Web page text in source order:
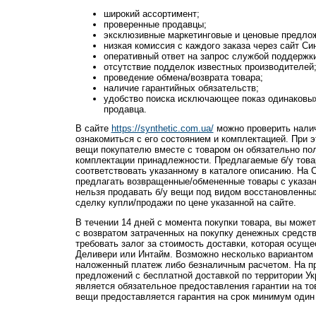
широкий ассортимент;
проверенные продавцы;
эксклюзивные маркетинговые и ценовые
низкая комиссия с каждого заказа через сайт
оперативный ответ на запрос службой
отсутствие подделок известных производителей;
проведение обмена/возврата товара;
наличие гарантийных обязательств;
удобство поиска исключающее показ
продавца.
В сайте https://synthetic.com.ua/можно проверить
ознакомиться с его состоянием и комплектацией. При
вещи покупателю вместе с товаром он обязательно
комплектации принадлежности. Предлагаемые б/у
соответствовать указанному в каталоге описанию. На
предлагать возвращенные/обмененные товары с
нельзя продавать б/у вещи под видом
сделку купли/продажи по цене указанной на сайте.
В течении 14 дней с момента покупки товара, вы
с возвратом затраченных на покупку денежных
требовать залог за стоимость доставки, которая
Деливери или Интайм. Возможно несколько
наложенный платеж либо безналичным расчетом. На
предложений с бесплатной доставкой по территории
является обязательное предоставления гарантии на
вещи предоставляется гарантия на срок минимум